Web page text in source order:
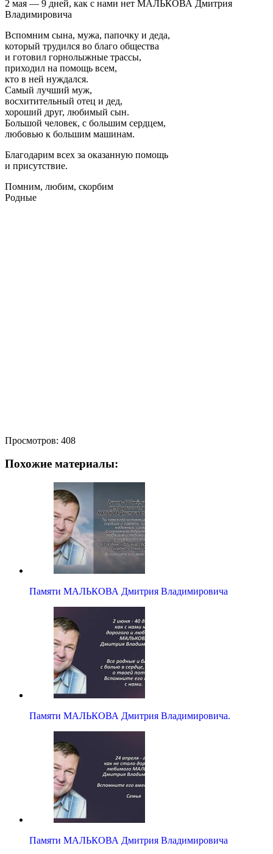
2 мая — 9 дней, как с нами нет МАЛЬКОВА Дмитрия
Владимировича
Вспомним сына, мужа, папочку и деда,
который трудился во благо общества
и готовил горнолыжные трассы,
приходил на помощь всем,
кто в ней нуждался.
Самый лучший муж,
восхитительный отец и дед,
хороший друг, любимый сын.
Большой человек, с большим сердцем,
любовью к большим машинам.
Благодарим всех за оказанную помощь
и присутствие.
Помним, любим, скорбим
Родные
Просмотров: 408
Похожие материалы:
Памяти МАЛЬКОВА Дмитрия Владимировича
Памяти МАЛЬКОВА Дмитрия Владимировича.
Памяти МАЛЬКОВА Дмитрия Владимировича